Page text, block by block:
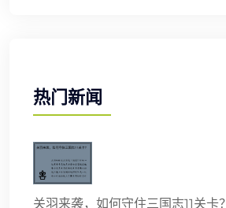
热门新闻
关羽来袭，如何守住三国志11关卡？